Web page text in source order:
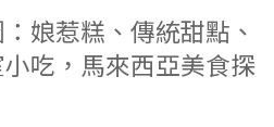
娘惹糕、傳統甜點、
吃，馬來西亞美食探